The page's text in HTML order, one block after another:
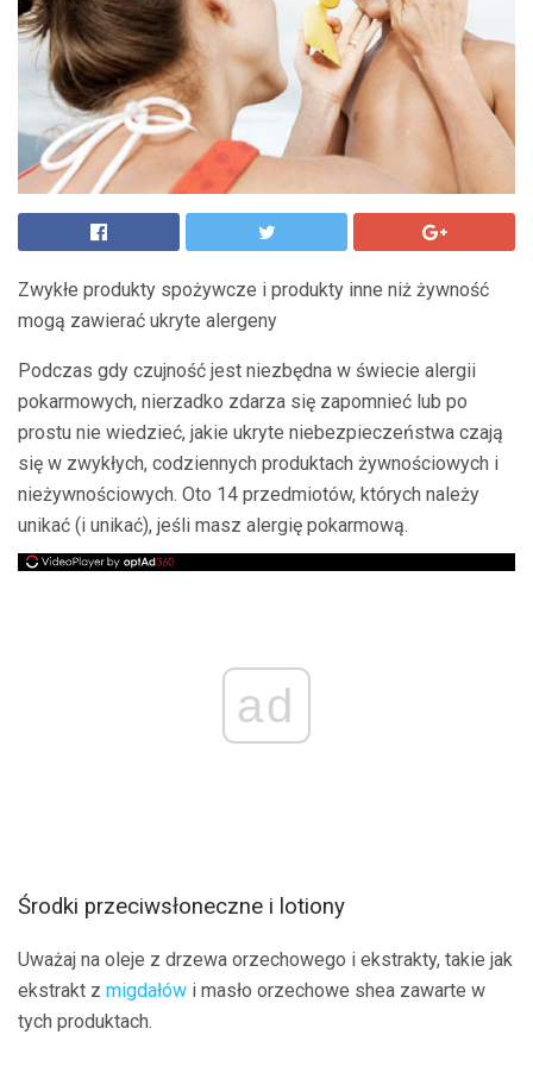
Zwykłe produkty spożywcze i produkty inne niż żywność
mogą zawierać ukryte alergeny
Podczas gdy czujność jest niezbędna w świecie alergii
pokarmowych, nierzadko zdarza się zapomnieć lub po
prostu nie wiedzieć, jakie ukryte niebezpieczeństwa czają
się w zwykłych, codziennych produktach żywnościowych i
nieżywnościowych. Oto 14 przedmiotów, których należy
unikać (i unikać), jeśli masz alergię pokarmową.
ad
Środki przeciwsłoneczne i lotiony
Uważaj na oleje z drzewa orzechowego i ekstrakty, takie jak
ekstrakt z migdałów i masło orzechowe shea zawarte w
tych produktach.